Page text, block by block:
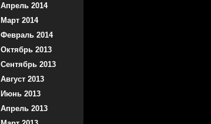
Апрель 2014
Март 2014
Февраль 2014
Октябрь 2013
Сентябрь 2013
Август 2013
Июнь 2013
Апрель 2013